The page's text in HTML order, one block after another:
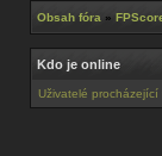
Obsah fóra »
Kdo je online
Uživatelé